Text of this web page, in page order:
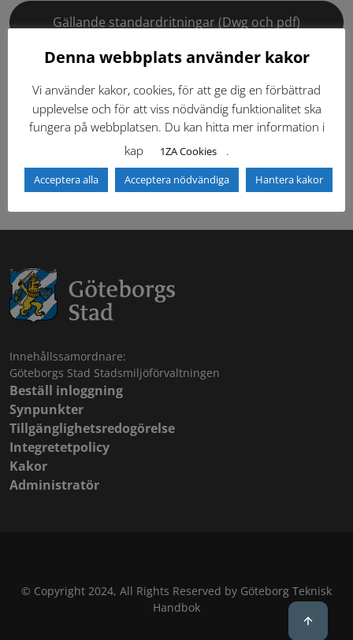
Gällande standardritningar (Dwg och pdf)
Dokumentbibliotek Kontaktlista
Tidigare versioner Nyheter
Säkerhetsordningen
Innehållssamordnare:
Göteborgs Stad Stadsmiljöförvaltningen
Beställ inloggning
Synpunkter
Tillgänglighetsredogörelse
Integretetpolicy
Kakor
Administratör
© Copyright 2024, All Rights Reserved by Göteborg Teknisk
Handbok
Back to
Denna webbplats använder kakor
Vi använder kakor, cookies, för att ge dig en förbättrad
upplevelse och för att viss nödvändig funktionalitet ska
fungera på webbplatsen. Du kan hitta mer information i
kap
1ZA Cookies .
Acceptera alla Acceptera nödvändiga Hantera kakor